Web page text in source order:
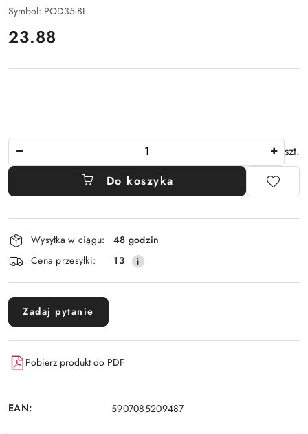
Symbol: POD35-BI
cena:
23.88
szt.
Do koszyka
Dostępność
i
dostawa
Wysyłka w ciągu:
48 godzin
Cena przesyłki:
13
Zadaj pytanie
Pobierz produkt do PDF
EAN: 5907085209487